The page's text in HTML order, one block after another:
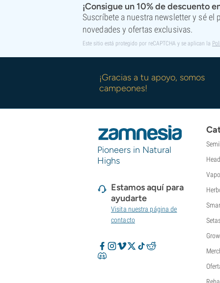
¡Consigue un 10% de descuento
Suscríbete a nuestra newsletter y sé el
novedades y ofertas exclusivas.
Este sitio está protegido por reCAPTCHA y se aplican la
¡Gracias a tu apoyo, somos
campeones!
Pioneers in Natural
Highs
Estamos aquí para
ayudarte
Visita nuestra página de
contacto